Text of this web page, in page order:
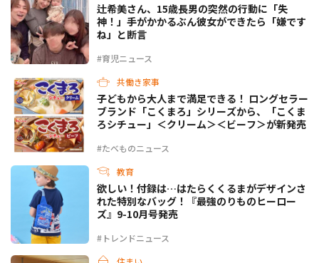
#育児ニュース
辻希美さん、15歳長男の突然の行動に「失
神！」手がかかるぶん彼女ができたら「嫌です
ね」と断言
共働き家事
#たべものニュース
子どもから大人まで満足できる！ ロングセラー
ブランド「こくまろ」シリーズから、「こくま
ろシチュー」＜クリーム＞＜ビーフ＞が新発売
教育
#トレンドニュース
欲しい！付録は…はたらくくるまがデザインさ
れた特別なバッグ！『最強のりものヒーロー
ズ』9-10月号発売